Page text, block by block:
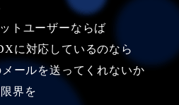
トユーザーならば
に対応しているのなら
ールを送ってくれないか
界を